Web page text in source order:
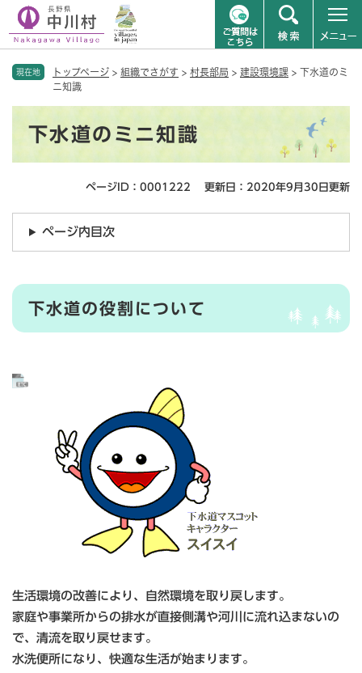
現在地 トップページ > 組織でさがす > 村長部局 > 建設環境課 > 下水道のミ
ニ知識
下水道のミニ知識
ページID：0001222 更新日：2020年9月30日更新
ページ内目次
下水道の役割について
生活環境の改善により、自然環境を取り戻します。
家庭や事業所からの排水が直接側溝や河川に流れ込まないの
で、清流を取り戻せます。
水洗便所になり、快適な生活が始まります。